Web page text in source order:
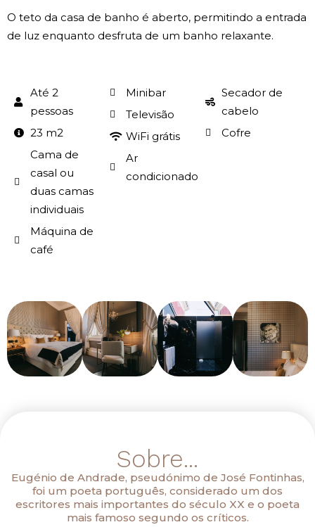
O teto da casa de banho é aberto, permitindo a entrada
de luz enquanto desfruta de um banho relaxante.
Até 2
pessoas
23 m2
Cama de
casal ou
duas camas
individuais
Máquina de
café
Minibar
Televisão
WiFi grátis
Ar
condicionado
Secador de
cabelo
Cofre
Sobre...
Eugénio de Andrade, pseudónimo de José Fontinhas,
foi um poeta português, considerado um dos
escritores mais importantes do século XX e o poeta
mais famoso segundo os críticos.